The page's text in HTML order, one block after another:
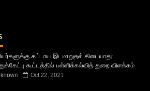
கட்டாய இடமாறுதல் கிடையாது:
கூட்டத்தில் பள்ளிக்கல்வித் துறை விளக்கம்
Oct 22, 2021